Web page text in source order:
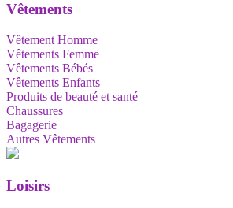
Vêtements
Vêtement Homme
Vêtements Femme
Vêtements Bébés
Vêtements Enfants
Produits de beauté et santé
Chaussures
Bagagerie
Autres Vêtements
Loisirs